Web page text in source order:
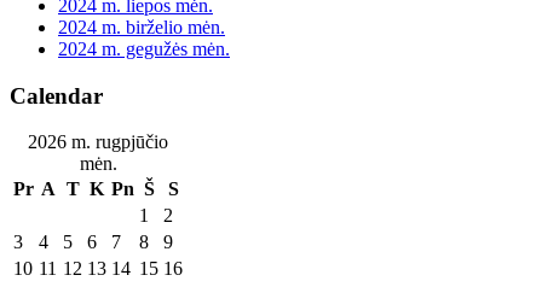
2024 m. liepos mėn.
2024 m. birželio mėn.
2024 m. gegužės mėn.
Calendar
2026 m. rugpjūčio
mėn.
Pr A T K Pn Š
S
1
2
3
4 5 6 7 8
9
10 11 12 13 14 15 16